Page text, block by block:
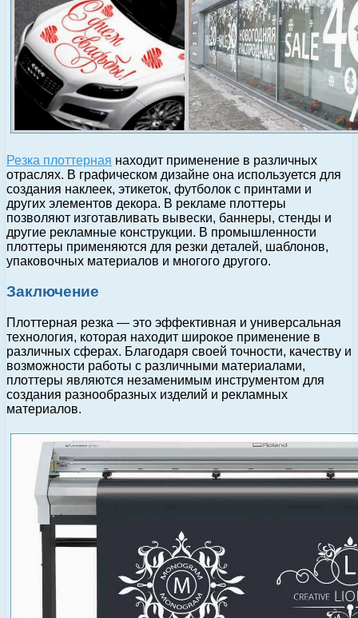
Резка плоттерная находит применение в различных
отраслях. В графическом дизайне она используется для
создания наклеек, этикеток, футболок с принтами и
других элементов декора. В рекламе плоттеры
позволяют изготавливать вывески, баннеры, стенды и
другие рекламные конструкции. В промышленности
плоттеры применяются для резки деталей, шаблонов,
упаковочных материалов и многого другого.
Заключение
Плоттерная резка — это эффективная и универсальная
технология, которая находит широкое применение в
различных сферах. Благодаря своей точности, качеству и
возможности работы с различными материалами,
плоттеры являются незаменимым инструментом для
создания разнообразных изделий и рекламных
материалов.